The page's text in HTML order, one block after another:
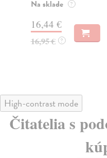
Na sklade ?
16,44 €
16,95 € ?
High-contrast mode
Čitatelia s